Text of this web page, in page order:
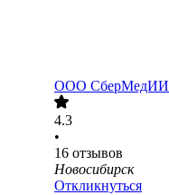
ООО СберМедИИ
4.3
•
16 отзывов
Новосибирск
Откликнуться